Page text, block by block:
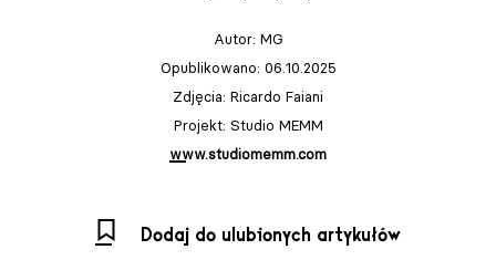
Autor: MG
Opublikowano: 06.10.2025
Zdjęcia: Ricardo Faiani
Projekt: Studio MEMM
www.studiomemm.com
Dodaj do ulubionych artykułów